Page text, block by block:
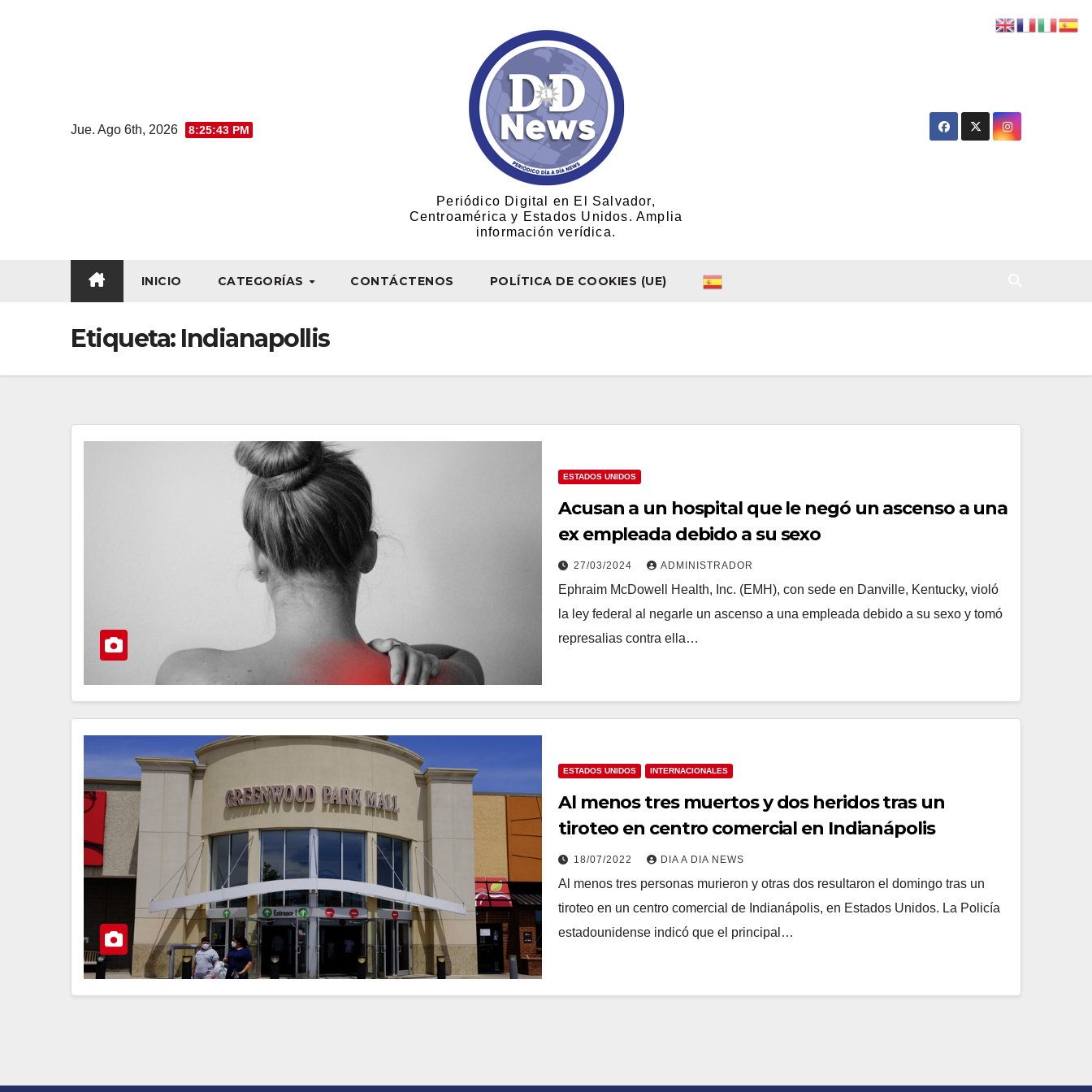
Jue. Ago 6th, 2026 8:25:44 PM
Periódico Digital en El Salvador,
Centroamérica y Estados Unidos. Amplia
información verídica.
INICIO CATEGORÍAS CONTÁCTENOS POLÍTICA DE COOKIES (UE)
Etiqueta: Indianapollis
ESTADOS UNIDOS
Acusan a un hospital que le negó un ascenso a una
ex empleada debido a su sexo
27/03/2024 ADMINISTRADOR
Ephraim McDowell Health, Inc. (EMH), con sede en Danville, Kentucky, violó
la ley federal al negarle un ascenso a una empleada debido a su sexo y tomó
represalias contra ella…
ESTADOS UNIDOS INTERNACIONALES
Al menos tres muertos y dos heridos tras un
tiroteo en centro comercial en Indianápolis
18/07/2022 DIA A DIA NEWS
Al menos tres personas murieron y otras dos resultaron el domingo tras un
tiroteo en un centro comercial de Indianápolis, en Estados Unidos. La Policía
estadounidense indicó que el principal…